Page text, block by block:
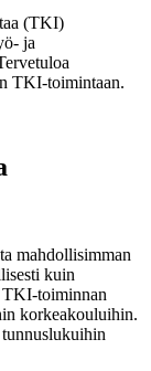
(TKI)
ja
TKI-toimintaan.
mahdollisimman
kuin
TKI-toiminnan
korkeakouluihin.